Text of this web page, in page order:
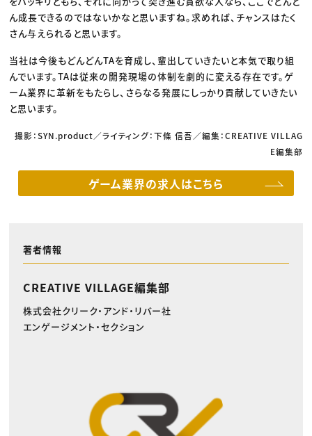
ん成長できるのではないかなと思いますね。求めれば、チャンスはたく
さん与えられると思います。
当社は今後もどんどんTAを育成し、輩出していきたいと本気で取り組
んでいます。TAは従来の開発現場の体制を劇的に変える存在です。ゲ
ーム業界に革新をもたらし、さらなる発展にしっかり貢献していきたい
と思います。
撮影：SYN.product／ライティング：下條 信吾／編集：CREATIVE VILLAG
E編集部
ゲーム業界の求人はこちら
著者情報
CREATIVE VILLAGE編集部
株式会社クリーク・アンド・リバー社
エンゲージメント・セクション